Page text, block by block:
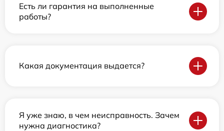
Есть ли гарантия на выполненные
работы?
Какая документация выдается?
Я уже знаю, в чем неисправность. Зачем
нужна диагностика?